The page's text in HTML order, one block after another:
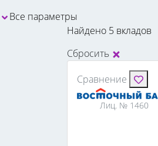
Все параметры
Найдено 5 вкладов
Сбросить
Сравнение
Лиц. № 1460